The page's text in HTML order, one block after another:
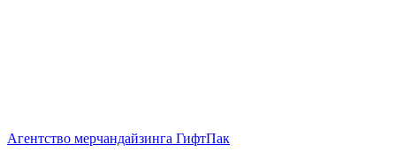
Агентство мерчандайзинга ГифтПак